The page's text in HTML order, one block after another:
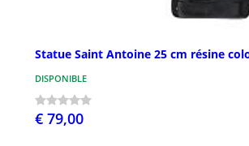
Statue Saint Antoine 25 cm résine
DISPONIBLE
€ 79,00